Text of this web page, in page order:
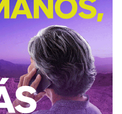
falta para el 2027, no
caerle mejor al que
seguir en el poder, hagamos
busca de likes.
peatón.Peatones:no usen el
ni intenten ganarle al
3 ciclovías, pero usémoslas